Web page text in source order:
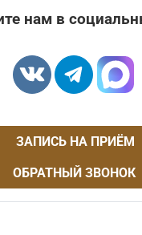
нам в
ЗАПИСЬ НА ПРИЁМ
ОБРАТНЫЙ ЗВОНОК